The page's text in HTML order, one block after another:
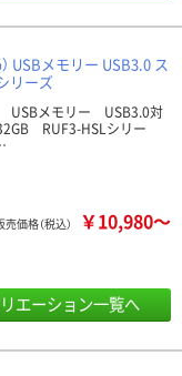
USBメモリー USB3.0 ス
リーズ
USBメモリー USB3.0対
RUF3-HSLシリー
売価格（税込） ￥10,980～
エーション一覧へ